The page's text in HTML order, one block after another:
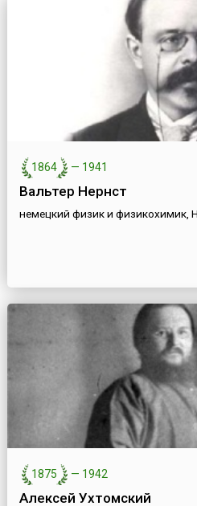
1864 — 1941
Вальтер Нернст
немецкий физик и физикохимик,
1875 — 1942
Алексей Ухтомский